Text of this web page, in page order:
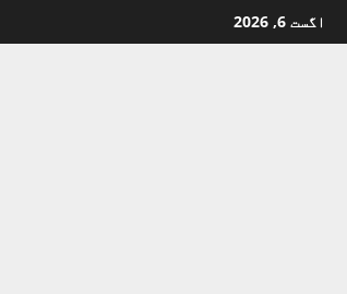
Skip
to
اگست 6, 2026